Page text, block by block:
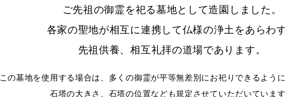
ご先祖の御霊を祀る墓地として造園しました。
各家の聖地が相互に連携して仏様の浄土をあらわす
先祖供養、相互礼拝の道場であります。
この墓地を使用する場合は、多くの御霊が平等無差別にお祀りできるよう
石塔の大きさ、石塔の位置なども規定させていただいています